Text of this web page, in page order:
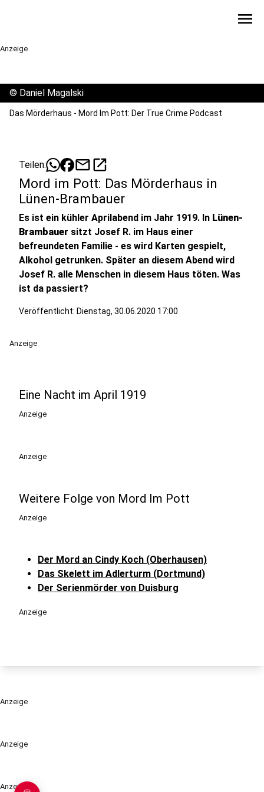
menu
Anzeige
Anzeige
Anzeige
© Daniel Magalski
Das Mörderhaus - Mord Im Pott: Der True Crime Podcast
Teilen: mailopen_in_new
Mord im Pott: Das Mörderhaus in
Lünen-Brambauer
Es ist ein kühler Aprilabend im Jahr 1919. In Lünen-
Brambauer sitzt Josef R. im Haus einer
befreundeten Familie - es wird Karten gespielt,
Alkohol getrunken. Später an diesem Abend wird
Josef R. alle Menschen in diesem Haus töten. Was
ist da passiert?
Veröffentlicht: Dienstag, 30.06.2020 17:00
Anzeige
Eine Nacht im April 1919
Anzeige
Anzeige
Weitere Folge von Mord Im Pott
Anzeige
Der Mord an Cindy Koch (Oberhausen)
Das Skelett im Adlerturm (Dortmund)
Der Serienmörder von Duisburg
Anzeige
Anzeige